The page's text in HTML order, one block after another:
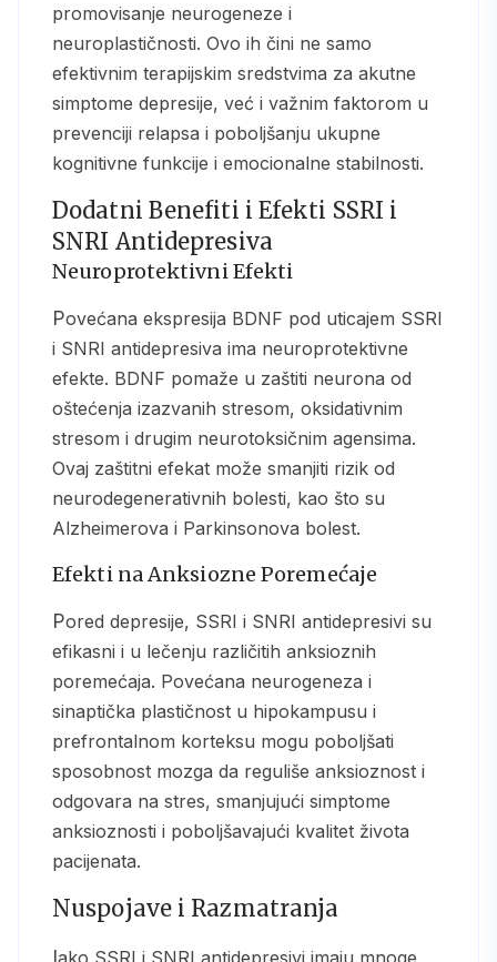
promovisanje neurogeneze i
neuroplastičnosti. Ovo ih čini ne samo
efektivnim terapijskim sredstvima za akutne
simptome depresije, već i važnim faktorom u
prevenciji relapsa i poboljšanju ukupne
kognitivne funkcije i emocionalne stabilnosti.
Dodatni Benefiti i Efekti SSRI i
SNRI Antidepresiva
Neuroprotektivni Efekti
Povećana ekspresija BDNF pod uticajem SSRI
i SNRI antidepresiva ima neuroprotektivne
efekte. BDNF pomaže u zaštiti neurona od
oštećenja izazvanih stresom, oksidativnim
stresom i drugim neurotoksičnim agensima.
Ovaj zaštitni efekat može smanjiti rizik od
neurodegenerativnih bolesti, kao što su
Alzheimerova i Parkinsonova bolest.
Efekti na Anksiozne Poremećaje
Pored depresije, SSRI i SNRI antidepresivi su
efikasni i u lečenju različitih anksioznih
poremećaja. Povećana neurogeneza i
sinaptička plastičnost u hipokampusu i
prefrontalnom korteksu mogu poboljšati
sposobnost mozga da reguliše anksioznost i
odgovara na stres, smanjujući simptome
anksioznosti i poboljšavajući kvalitet života
pacijenata.
Nuspojave i Razmatranja
Iako SSRI i SNRI antidepresivi imaju mnoge